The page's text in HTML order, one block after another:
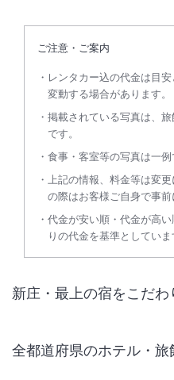
ご注意・ご案内
レンタカー込の代金は目
変動する場合があります。
掲載されている写真は、
です。
食事・客室等の写真は一例
上記の情報、料金等は変
の際はお客様ご自身で事前
代金が安い順・代金が高
りの代金を基準としていま
新庄・最上の宿をこだ
全都道府県のホテル・旅